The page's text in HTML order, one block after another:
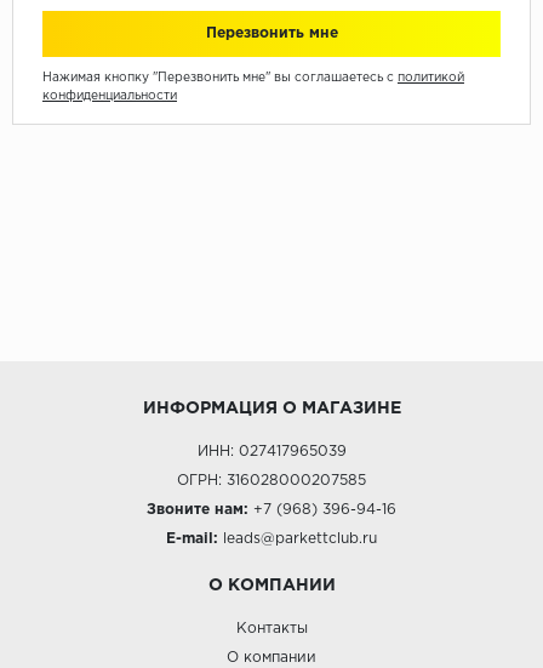
Нажимая кнопку "Перезвонить мне" вы соглашаетесь с политикой
конфиденциальности
ИНФОРМАЦИЯ О МАГАЗИНЕ
ИНН: 027417965039
ОГРН: 316028000207585
Звоните нам: +7 (968) 396-94-16
E-mail: leads@parkettclub.ru
О КОМПАНИИ
Контакты
О компании